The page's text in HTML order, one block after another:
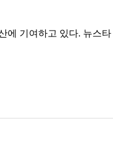
에 기여하고 있다. 뉴스